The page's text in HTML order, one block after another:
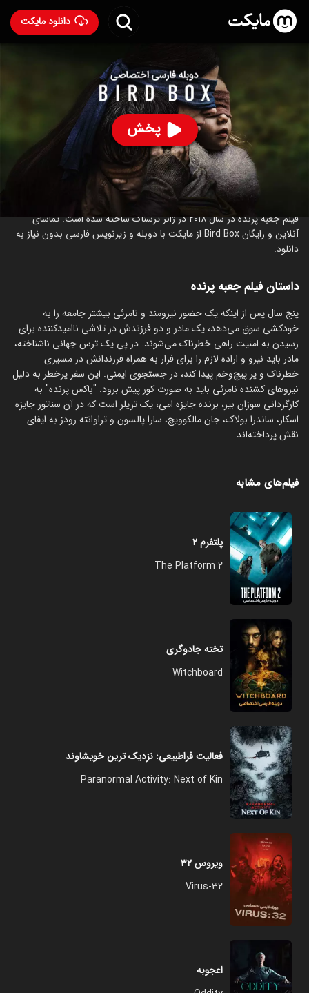
دانلود مایکت
پخش
فیلم جعبه پرنده با دوبله فارسی - Bird Box 2018
94% ۶.۶
ساخت آمریکا سال 2018
رده سنی ۱۸+
ترسناک
علمی‌تخیلی
درباره فیلم جعبه پرنده
فیلم جعبه پرنده در سال 2018 در ژانر ترسناک ساخته شده است. تماشای
آنلاین و رایگان Bird Box از مایکت با دوبله و زیرنویس فارسی بدون نیاز به
دانلود.
داستان فیلم جعبه پرنده
پنج سال پس از اینکه یک حضور نیرومند و نامرئی بیشتر جامعه را به
خودکشی سوق می‌دهد، یک مادر و دو فرزندش در تلاشی ناامیدکننده برای
رسیدن به امنیت راهی خطرناک می‌شوند. در پی یک ترس جهانی ناشناخته،
مادر باید نیرو و اراده لازم را برای فرار به همراه فرزندانش در مسیری
خطرناک و پر پیچ‌وخم پیدا کند، در جستجوی ایمنی. این سفر پرخطر به دلیل
نیروهای کشنده نامرئی باید به صورت کور پیش برود. "باکس پرنده" به
کارگردانی سوزان بیر، برنده جایزه امی، یک تریلر است که در آن سناتور جایزه
اسکار، ساندرا بولاک، جان مالکوویچ، سارا پالسون و تراوانته رودز به ایفای
نقش پرداخته‌اند.
فیلم‌های مشابه
پلتفرم ۲
The Platform 2
تخته جادوگری
Witchboard
فعالیت فراطبیعی: نزدیک ترین خویشاوند
Paranormal Activity: Next of Kin
ویروس ۳۲
Virus-32
اعجوبه